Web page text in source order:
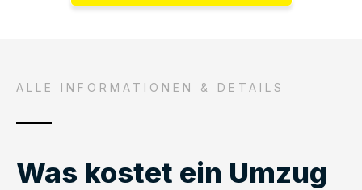
ALLE INFORMATIONEN & DETAILS
Was kostet ein Umzug